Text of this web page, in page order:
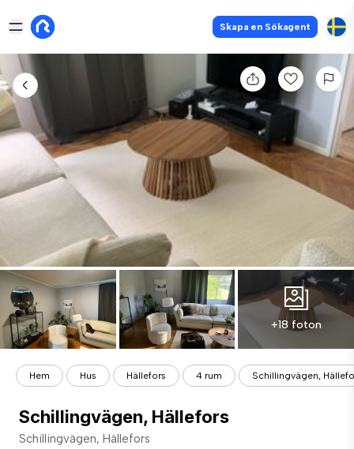
Skapa en Sökagent
+18 foton
Hem Hus Hällefors 4 rum Schillingvägen,
Schillingvägen, Hällefors
Schillingvägen, Hällefors